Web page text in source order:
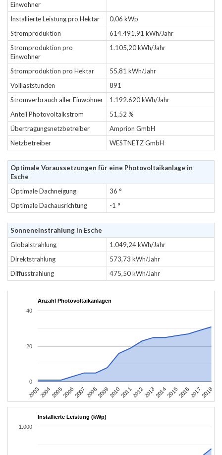
Einwohner
Installierte Leistung pro Hektar
0,06 kWp
Stromproduktion
614.491,91 kWh/Jahr
Stromproduktion pro
Einwohner
1.105,20 kWh/Jahr
Stromproduktion pro Hektar
55,81 kWh/Jahr
Volllaststunden
891
Stromverbrauch aller Einwohner
1.192.620 kWh/Jahr
Anteil Photovoltaikstrom
51,52 %
Übertragungsnetzbetreiber
Amprion GmbH
Netzbetreiber
WESTNETZ GmbH
Optimale Voraussetzungen für eine Photovoltaikanlage in
Esche
Optimale Dachneigung
36 °
Optimale Dachausrichtung
-1 °
Sonneneinstrahlung in Esche
Globalstrahlung
1.049,24 kWh/Jahr
Direktstrahlung
573,73 kWh/Jahr
Diffusstrahlung
475,50 kWh/Jahr
Anzahl Photovoltaikanlagen
2003200420052006200720082009201020112012201320142015201620172018
0
20
40
Installierte Leistung (kWp)
1.000